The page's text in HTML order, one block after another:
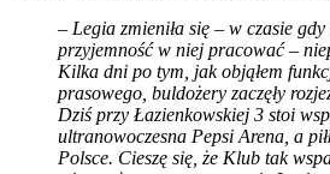
– Legia zmieniła się – w czasie gdy
przyjemność w niej pracować –
Kilka dni po tym, jak objąłem
prasowego, buldożery zaczęły
Dziś przy Łazienkowskiej 3 stoi
ultranowoczesna Pepsi Arena, a
Polsce. Cieszę się, że Klub tak